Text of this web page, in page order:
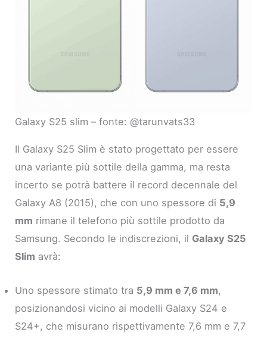
Galaxy S25 slim – fonte: @tarunvats33
Il Galaxy S25 Slim è stato progettato per essere
una variante più sottile della gamma, ma resta
incerto se potrà battere il record decennale del
Galaxy A8 (2015), che con uno spessore di 5,9
mm rimane il telefono più sottile prodotto da
Samsung. Secondo le indiscrezioni, il Galaxy S25
Slim avrà:
Uno spessore stimato tra 5,9 mm e 7,6 mm,
posizionandosi vicino ai modelli Galaxy S24 e
S24+, che misurano rispettivamente 7,6 mm e 7,7